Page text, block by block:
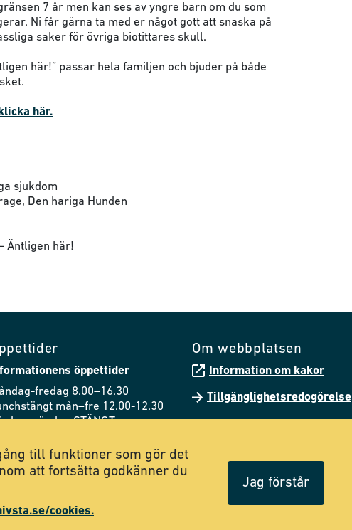
7 år men kan ses av yngre barn om du som
Ni får gärna ta med er något gott att snaska på
saker för övriga biotittares skull.
här!” passar hela familjen och bjuder på både
här.
sjukdom
Den hariga Hunden
Äntligen här!
öppettider
fredag 8.00–16.30
mån–fre 12.00-12.30
STÄNGT
öppettider
8.00–21.00
Om webbplatsen
Information om kakor
Tillgänglighetsredogörelse
till funktioner som gör det
att fortsätta godkänner du
cookies.
Jag förstår